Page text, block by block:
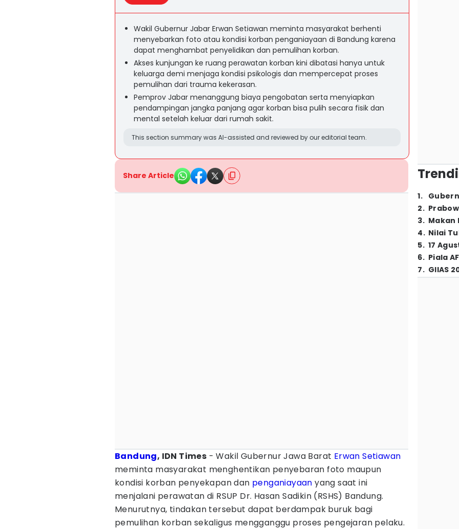
Wakil Gubernur Jabar Erwan Setiawan meminta masyarakat berhenti
menyebarkan foto atau kondisi korban penganiayaan di Bandung karena
dapat menghambat penyelidikan dan pemulihan korban.
Akses kunjungan ke ruang perawatan korban kini dibatasi hanya untuk
keluarga demi menjaga kondisi psikologis dan mempercepat proses
pemulihan dari trauma kekerasan.
Pemprov Jabar menanggung biaya pengobatan serta menyiapkan
pendampingan jangka panjang agar korban bisa pulih secara fisik dan
mental setelah keluar dari rumah sakit.
This section summary was AI-assisted and reviewed by our editorial team.
Share Article
Bandung, IDN Times - Wakil Gubernur Jawa Barat Erwan Setiawan
meminta masyarakat menghentikan penyebaran foto maupun
kondisi korban penyekapan dan penganiayaan yang saat ini
menjalani perawatan di RSUP Dr. Hasan Sadikin (RSHS) Bandung.
Menurutnya, tindakan tersebut dapat berdampak buruk bagi
pemulihan korban sekaligus mengganggu proses pengejaran pelaku.
1.
2.
3. Makan
4. Nilai
5. 17
6. Piala
7. GIIAS